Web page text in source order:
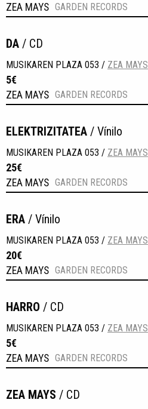
ZEA MAYS GARDEN RECORDS
DA / CD
MUSIKAREN PLAZA 053 / ZEA MAYS
5€
ZEA MAYS GARDEN RECORDS
ELEKTRIZITATEA / Vínilo
MUSIKAREN PLAZA 053 / ZEA MAYS
25€
ZEA MAYS GARDEN RECORDS
ERA / Vínilo
MUSIKAREN PLAZA 053 / ZEA MAYS
20€
ZEA MAYS GARDEN RECORDS
HARRO / CD
MUSIKAREN PLAZA 053 / ZEA MAYS
5€
ZEA MAYS GARDEN RECORDS
ZEA MAYS / CD